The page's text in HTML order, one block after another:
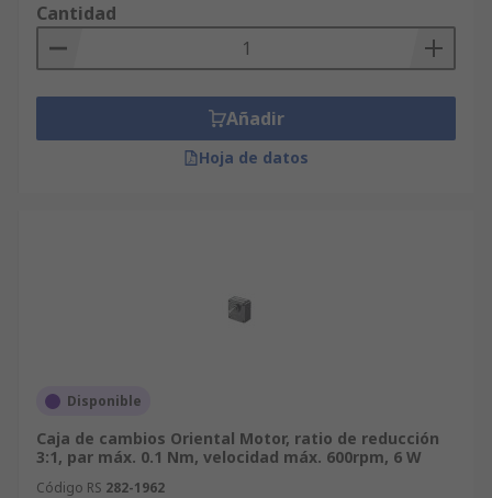
Cantidad
Añadir
Hoja de datos
Disponible
Caja de cambios Oriental Motor, ratio de reducción
3:1, par máx. 0.1 Nm, velocidad máx. 600rpm, 6 W
Código RS 282-1962